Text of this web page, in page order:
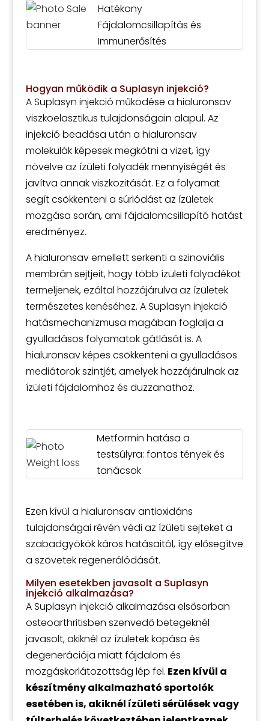
Hatékony
Fájdalomcsillapítás és
Immunerősítés
Hogyan működik a Suplasyn injekció?
A Suplasyn injekció működése a hialuronsav
viszkoelasztikus tulajdonságain alapul. Az
injekció beadása után a hialuronsav
molekulák képesek megkötni a vizet, így
növelve az ízületi folyadék mennyiségét és
javítva annak viszkozitását. Ez a folyamat
segít csökkenteni a súrlódást az ízületek
mozgása során, ami fájdalomcsillapító hatást
eredményez.
A hialuronsav emellett serkenti a szinoviális
membrán sejtjeit, hogy több ízületi folyadékot
termeljenek, ezáltal hozzájárulva az ízületek
természetes kenéséhez. A Suplasyn injekció
hatásmechanizmusa magában foglalja a
gyulladásos folyamatok gátlását is. A
hialuronsav képes csökkenteni a gyulladásos
mediátorok szintjét, amelyek hozzájárulnak az
ízületi fájdalomhoz és duzzanathoz.
Metformin hatása a
testsúlyra: fontos tények és
tanácsok
Ezen kívül a hialuronsav antioxidáns
tulajdonságai révén védi az ízületi sejteket a
szabadgyökök káros hatásaitól, így elősegítve
a szövetek regenerálódását.
Milyen esetekben javasolt a Suplasyn
injekció alkalmazása?
A Suplasyn injekció alkalmazása elsősorban
osteoarthritisben szenvedő betegeknél
javasolt, akiknél az ízületek kopása és
degenerációja miatt fájdalom és
mozgáskorlátozottság lép fel. Ezen kívül a
készítmény alkalmazható sportolók
esetében is, akiknél ízületi sérülések vagy